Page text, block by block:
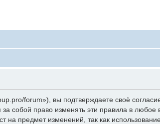
forum»), вы подтверждаете своё
собой право изменять эти правила в
на предмет изменений, так как